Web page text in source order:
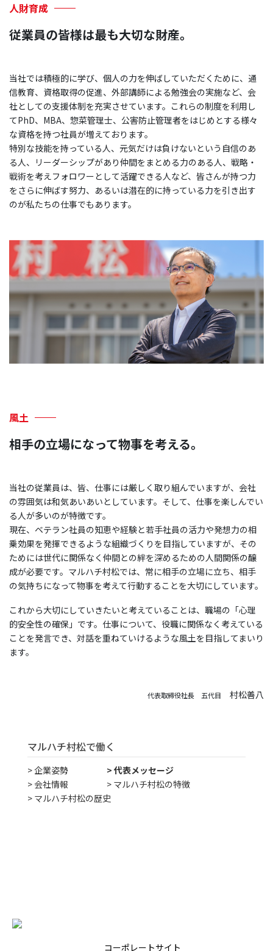
人財育成
従業員の皆様は最も大切な財産。
当社では積極的に学び、個人の力を伸ばしていただくために、通
信教育、資格取得の促進、外部講師による勉強会の実施など、会
社としての支援体制を充実させています。これらの制度を利用し
てPhD、MBA、惣菜管理士、公害防止管理者をはじめとする様々
な資格を持つ社員が増えております。
特別な技能を持っている人、元気だけは負けないという自信のあ
る人、リーダーシップがあり仲間をまとめる力のある人、戦略・
戦術を考えフォロワーとして活躍できる人など、皆さんが持つ力
をさらに伸ばす努力、あるいは潜在的に持っている力を引き出す
のが私たちの仕事でもあります。
風土
相手の立場になって物事を考える。
当社の従業員は、皆、仕事には厳しく取り組んでいますが、会社
の雰囲気は和気あいあいとしています。そして、仕事を楽しんでい
る人が多いのが特徴です。
現在、ベテラン社員の知恵や経験と若手社員の活力や発想力の相
乗効果を発揮できるような組織づくりを目指していますが、その
ためには世代に関係なく仲間との絆を深めるための人間関係の醸
成が必要です。マルハチ村松では、常に相手の立場に立ち、相手
の気持ちになって物事を考えて行動することを大切にしています。
これから大切にしていきたいと考えていることは、職場の「心理
的安全性の確保」です。仕事について、役職に関係なく考えている
ことを発言でき、対話を重ねていけるような風土を目指してまいり
ます。
代表取締役社長 五代目 村松善八
マルハチ村松で働く
企業姿勢
代表メッセージ
会社情報
マルハチ村松の特徴
マルハチ村松の歴史
コーポレートサイト